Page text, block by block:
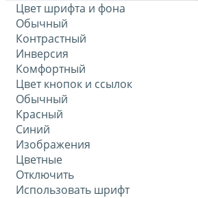
Цвет шрифта и фона
Обычный
Контрастный
Инверсия
Комфортный
Цвет кнопок и ссылок
Обычный
Красный
Синий
Изображения
Цветные
Отключить
Использовать шрифт